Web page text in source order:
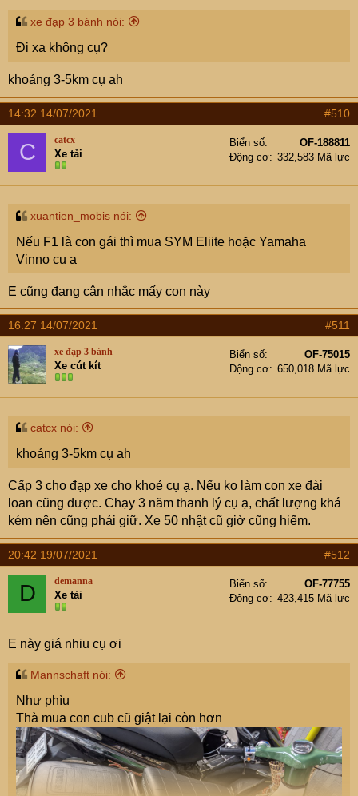
xe đạp 3 bánh nói:
Đi xa không cụ?
khoảng 3-5km cụ ah
14:32 14/07/2021 #510
C catcx
Xe tải
Biển số
OF-188811
Động cơ
332,583 Mã lực
xuantien_mobis nói:
Nếu F1 là con gái thì mua SYM Eliite hoặc Yamaha
Vinno cụ ạ
E cũng đang cân nhắc mấy con này
16:27 14/07/2021 #511
xe đạp 3 bánh
Xe cút kít
Biển số
OF-75015
Động cơ
650,018 Mã lực
catcx nói:
khoảng 3-5km cụ ah
Cấp 3 cho đạp xe cho khoẻ cụ ạ. Nếu ko làm con xe đài
loan cũng được. Chạy 3 năm thanh lý cụ ạ, chất lượng khá
kém nên cũng phải giữ. Xe 50 nhật cũ giờ cũng hiếm.
20:42 19/07/2021 #512
D demanna
Xe tải
Biển số
OF-77755
Động cơ
423,415 Mã lực
E này giá nhiu cụ ơi
Mannschaft nói:
Như phìu
Thà mua con cub cũ giật lại còn hơn